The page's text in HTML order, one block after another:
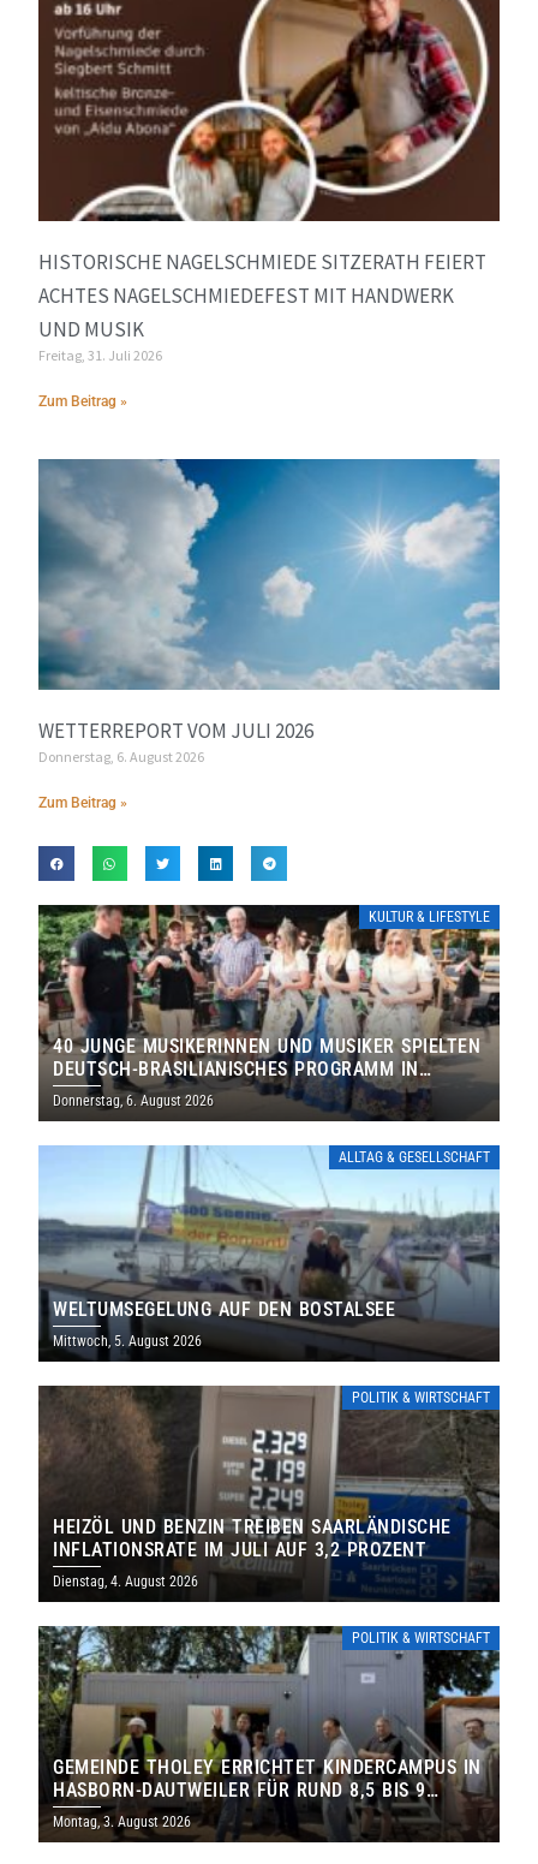
HISTORISCHE NAGELSCHMIEDE SITZERATH FEIERT
ACHTES NAGELSCHMIEDEFEST MIT HANDWERK
UND MUSIK
Freitag, 31. Juli 2026
Zum Beitrag »
WETTERREPORT VOM JULI 2026
Donnerstag, 6. August 2026
Zum Beitrag »
KULTUR & LIFESTYLE
40 JUNGE MUSIKERINNEN UND MUSIKER SPIELTEN
DEUTSCH-BRASILIANISCHES PROGRAMM IN
THOLEY
Donnerstag, 6. August 2026
ALLTAG & GESELLSCHAFT
WELTUMSEGELUNG AUF DEN BOSTALSEE
Mittwoch, 5. August 2026
POLITIK & WIRTSCHAFT
HEIZÖL UND BENZIN TREIBEN SAARLÄNDISCHE
INFLATIONSRATE IM JULI AUF 3,2 PROZENT
Dienstag, 4. August 2026
POLITIK & WIRTSCHAFT
GEMEINDE THOLEY ERRICHTET KINDERCAMPUS IN
HASBORN-DAUTWEILER FÜR RUND 8,5 BIS 9
MILLIONEN EURO
Montag, 3. August 2026